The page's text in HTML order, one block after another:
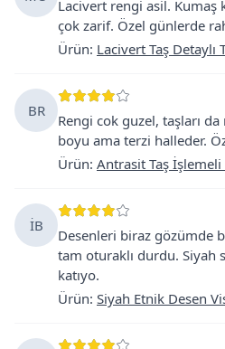
Lacivert rengi asil.
çok zarif. Özel günlerde
Ürün: Lacivert Taş Detaylı
BR
Rengi cok guzel, taşları da
boyu ama terzi halleder.
Ürün: Antrasit Taş
İB
Desenleri biraz gözümde
tam oturaklı durdu. Siyah
katıyo.
Ürün: Siyah Etnik Desen